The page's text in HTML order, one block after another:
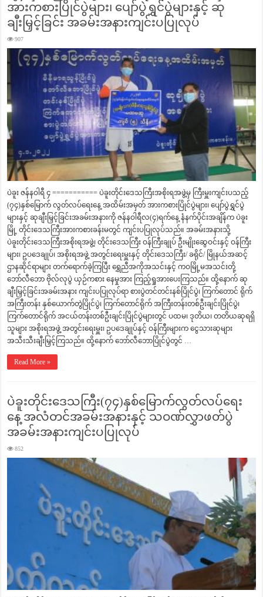
အားကစားပြိုင်ပွဲများ၊ ပျော်ပွဲရွှင်ပွဲများနှင့် ဆု
ချီးမြှင့်ခြင်း အခမ်းအနားကျင်းပပြုလုပ်
907
ပဲခူး ဇန်နဝါရီ ၄ =========== ပဲခူးတိုင်းဒေသကြီးအစိုးရအဖွဲ့မှ ကြီးမှူးကျင်းပသည့်
(၇၄)နှစ်မြောက် လွတ်လပ်ရေးနေ့ အထိမ်းအမှတ် အားကစားပြိုင်ပွဲများ၊ ပျော်ပွဲရွှင်ပွဲ
များနှင့် ဆုချီးမြှင့်ခြင်းအခမ်းအနားကို ဇန်နဝါရီလ(၄)ရက်နေ့ နံနက်ပိုင်းအချိန်က ပဲခူး
မြို့ တိုင်းဒေသကြီးအားကစားခန်းမတွင် ကျင်းပပြုလုပ်သည်။ အခမ်းအနားသို့
ပဲခူးတိုင်းဒေသကြီးအစိုးရအဖွဲ့၊ တိုင်းဒေသကြီး ဝန်ကြီးချုပ် ဦးမျိုးဆွေဝင်းနှင့် ဝန်ကြီး
များ၊ ဥပဒေချုပ်၊ အစိုးရအဖွဲ့ အတွင်းရေးမှူးနှင့် တိုင်းဒေသကြီး/ ခရိုင်/ မြိုနယ်အဆင့်
ဌာနဆိုင်ရာများ တက်ရောက်ခဲ့ကြပြီး ရွှေညီအကိုအသင်းနှင့် ကဝမြို့မအသင်းတို့
ဘော်လီဘော ဗိုလ်လုပွဲ ယှဉ်ကစား နေမှုအား ကြည့်ရှုအားပေးကြသည်။ ထို့နောက် ဆု
ချီးမြှင့်ခြင်းအခမ်းအနား ကျင်းပပြုလုပ်ရာ စားပွဲတင်တင်းနစ်ပြိုင်ပွဲ၊ ကြက်တောင် ရိုက်
အကြီးတန်း နှစ်ယောက်တွဲပြိုင်ပွဲ၊ ကြက်တောင်ရိုက် အကြီးတန်းတစ်ဦးချင်းပြိုင်ပွဲ၊
ကြက်တောင်ရိုက် အငယ်တန်းတစ်ဦးချင်းပြိုင်ပွဲများတွင် ပထမ၊ ဒုတိယ၊ တတိယဆုရရှိ
သူများ အစိုးရအဖွဲ့ အတွင်းရေးမှူး၊ ဥပဒေချုပ်နှင့် ဝန်ကြီးများက ငွေသားဆုများ
အသီးသီးချီးမြှင့်ကြသည်။ ထို့နောက် ဘော်လီဘောပြိုင်ပွဲတွင် …
Read More »
ပဲခူးတိုင်းဒေသကြီး(၇၄)နှစ်မြောက်လွတ်လပ်ရေး
နေ့ အလံတင်အခမ်းအနားနှင့် သဝဏ်လွှာဖတ်ပွဲ
အခမ်းအနားကျင်းပပြုလုပ်
852